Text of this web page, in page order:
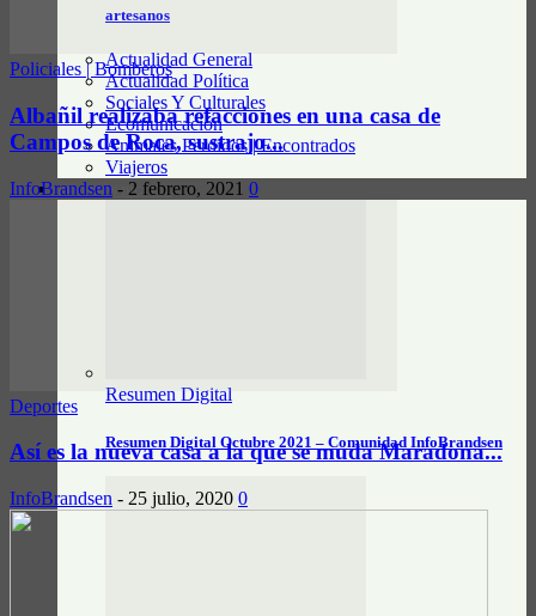
artesanos
Actualidad General
Actualidad Política
Sociales Y Culturales
Ecomunicación
Animales Perdidos | Encontrados
Viajeros
RESUMEN DIGITAL
Resumen Digital
Resumen Digital Octubre 2021 – Comunidad InfoBrandsen
Policiales | Bomberos
Albañil realizaba refacciones en una casa de
Campos de Roca, sustrajo...
InfoBrandsen - 2 febrero, 2021 0
Deportes
Así es la nueva casa a la que se muda Maradona...
InfoBrandsen - 25 julio, 2020 0